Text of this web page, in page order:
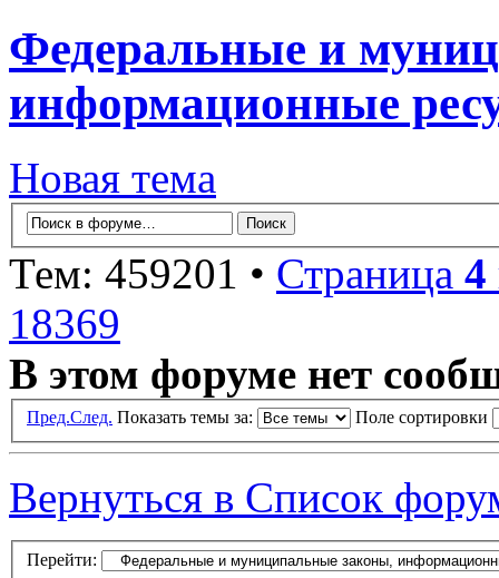
Федеральные и
информационные
Новая тема
Тем: 459201 • Страница 4
18369
В этом форуме нет
Пред.След. Показать темы за: Поле сортировки
Вернуться в Список
Перейти: